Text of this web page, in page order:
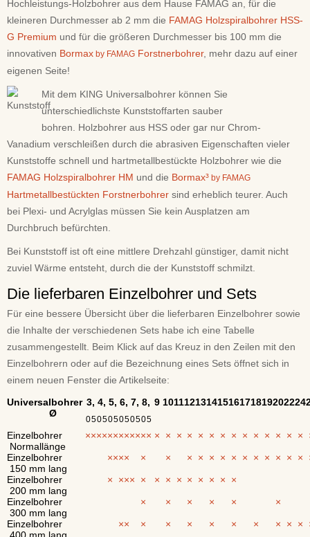
Hochleistungs-Holzbohrer aus dem Hause FAMAG an, für die
kleineren Durchmesser ab 2 mm die FAMAG Holzspiralbohrer HSS-
G Premium und für die größeren Durchmesser bis 100 mm die
innovativen Bormax by FAMAG Forstnerbohrer, mehr dazu auf einer
eigenen Seite!
Mit dem KING Universalbohrer können Sie
unterschiedlichste Kunststoffarten sauber
bohren. Holzbohrer aus HSS oder gar nur Chrom-
Vanadium verschleißen durch die abrasiven Eigenschaften vieler
Kunststoffe schnell und hartmetallbestückte Holzbohrer wie die
FAMAG Holzspiralbohrer HM und die Bormax³ by FAMAG
Hartmetallbestückten Forstnerbohrer sind erheblich teurer. Auch
bei Plexi- und Acrylglas müssen Sie kein Ausplatzen am
Durchbruch befürchten.
Bei Kunststoff ist oft eine mittlere Drehzahl günstiger, damit nicht
zuviel Wärme entsteht, durch die der Kunststoff schmilzt.
Die lieferbaren Einzelbohrer und Sets
Für eine bessere Übersicht über die lieferbaren Einzelbohrer sowie
die Inhalte der verschiedenen Sets habe ich eine Tabelle
zusammengestellt. Beim Klick auf das Kreuz in den Zeilen mit den
Einzelbohrern oder auf die Bezeichnung eines Sets öffnet sich in
einem neuen Fenster die Artikelseite:
Universalbohrer
Ø
3, 4, 5, 6, 7, 8, 9 10111213141516171819202224
050505050505
Einzelbohrer
Normallänge
×××××××××××× × × × × × × × × × × × × × ×
Einzelbohrer
150 mm lang
×××× × × × × × × × × × × × × ×
Einzelbohrer
200 mm lang
× ××× × × × × × × × ×
×
Einzelbohrer
300 mm lang
× × × × ×
×
Einzelbohrer
×× × × × × × × × × ×